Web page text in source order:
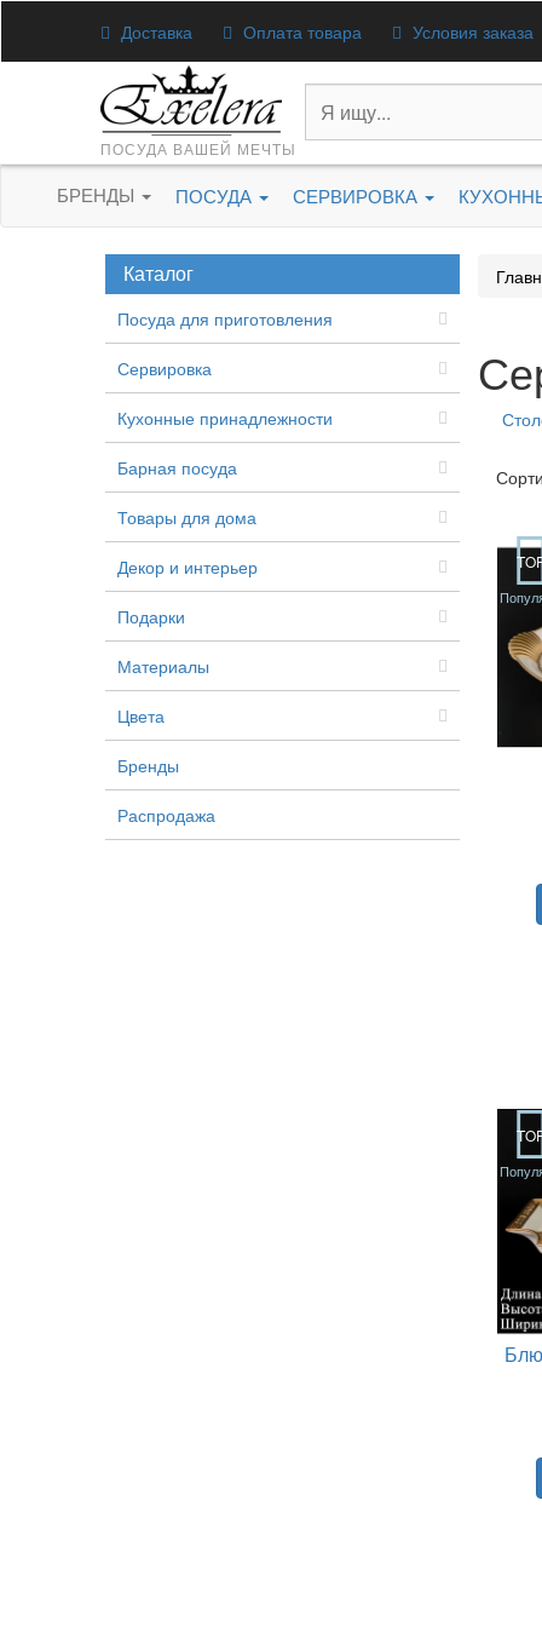
Доставка Оплата товара Условия заказа
ПОСУДА ВАШЕЙ МЕЧТЫ
БРЕНДЫ ПОСУДА СЕРВИРОВКА
Каталог
Посуда для приготовления
Сервировка
Кухонные принадлежности
Барная посуда
Товары для дома
Декор и интерьер
Подарки
Материалы
Цвета
Бренды
Распродажа